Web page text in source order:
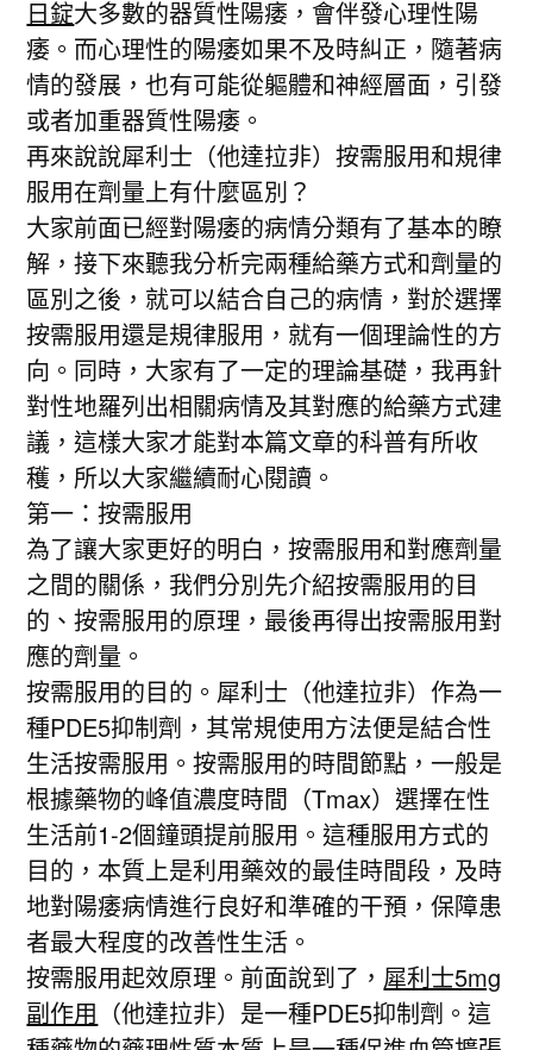
日錠大多數的器質性陽痿，會伴發心理性陽
痿。而心理性的陽痿如果不及時糾正，隨著病
情的發展，也有可能從軀體和神經層面，引發
或者加重器質性陽痿。
再來說說犀利士（他達拉非）按需服用和規律
服用在劑量上有什麼區別？
大家前面已經對陽痿的病情分類有了基本的瞭
解，接下來聽我分析完兩種給藥方式和劑量的
區別之後，就可以結合自己的病情，對於選擇
按需服用還是規律服用，就有一個理論性的方
向。同時，大家有了一定的理論基礎，我再針
對性地羅列出相關病情及其對應的給藥方式建
議，這樣大家才能對本篇文章的科普有所收
穫，所以大家繼續耐心閱讀。
第一：按需服用
為了讓大家更好的明白，按需服用和對應劑量
之間的關係，我們分別先介紹按需服用的目
的、按需服用的原理，最後再得出按需服用對
應的劑量。
按需服用的目的。犀利士（他達拉非）作為一
種PDE5抑制劑，其常規使用方法便是結合性
生活按需服用。按需服用的時間節點，一般是
根據藥物的峰值濃度時間（Tmax）選擇在性
生活前1-2個鐘頭提前服用。這種服用方式的
目的，本質上是利用藥效的最佳時間段，及時
地對陽痿病情進行良好和準確的干預，保障患
者最大程度的改善性生活。
按需服用起效原理。前面說到了， 犀利士5mg
副作用 （他達拉非）是一種PDE5抑制劑。這